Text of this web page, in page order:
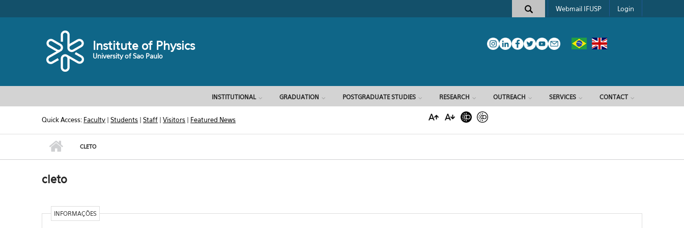
Search form
Webmail IFUSP Login
Institute of Physics
University of Sao Paulo
INSTITUTIONAL GRADUATION POSTGRADUATE STUDIES RESEARCH OUTREACH SERVICES CONTACT
Quick Access: Faculty |Students |Staff |Visitors | Featured News
CLETO
cleto
INFORMAÇÕES